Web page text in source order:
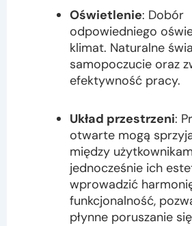
Oświetlenie: Dobór
odpowiedniego
klimat. Naturalne
samopoczucie oraz
efektywność pracy.
Układ przestrzeni:
otwarte mogą
między
jednocześnie ich
wprowadzić
funkcjonalność,
płynne poruszanie